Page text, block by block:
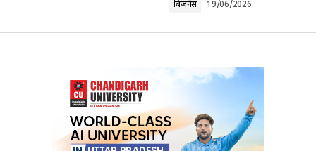
Your E-mail*
बिजनेस 19/06/2026